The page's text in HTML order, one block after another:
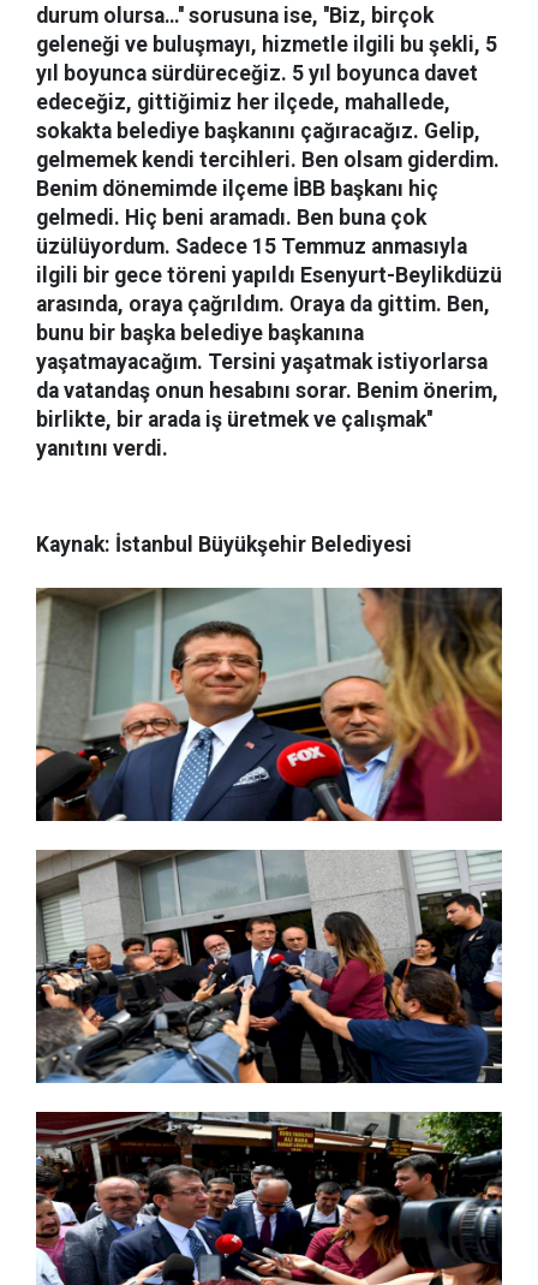
durum olursa…'' sorusuna ise, ''Biz, birçok
geleneği ve buluşmayı, hizmetle ilgili bu şekli, 5
yıl boyunca sürdüreceğiz. 5 yıl boyunca davet
edeceğiz, gittiğimiz her ilçede, mahallede,
sokakta belediye başkanını çağıracağız. Gelip,
gelmemek kendi tercihleri. Ben olsam giderdim.
Benim dönemimde ilçeme İBB başkanı hiç
gelmedi. Hiç beni aramadı. Ben buna çok
üzülüyordum. Sadece 15 Temmuz anmasıyla
ilgili bir gece töreni yapıldı Esenyurt-Beylikdüzü
arasında, oraya çağrıldım. Oraya da gittim. Ben,
bunu bir başka belediye başkanına
yaşatmayacağım. Tersini yaşatmak istiyorlarsa
da vatandaş onun hesabını sorar. Benim önerim,
birlikte, bir arada iş üretmek ve çalışmak''
yanıtını verdi.
Kaynak: İstanbul Büyükşehir Belediyesi